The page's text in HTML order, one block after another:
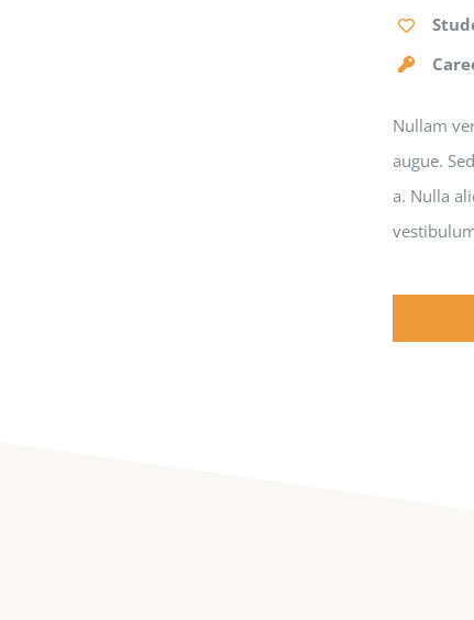
Nullam
augue.
a. Nulla